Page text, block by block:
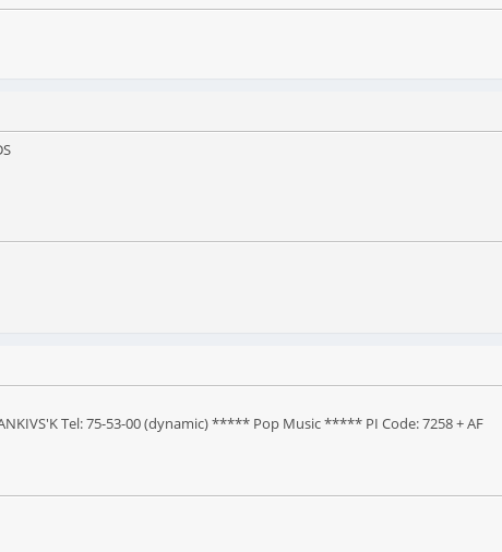
Tel: 75-53-00 (dynamic) ***** Pop Music ***** PI Code: 7258 + AF